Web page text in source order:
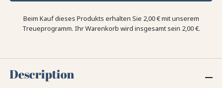
Beim Kauf dieses Produkts erhalten Sie 2,00 €mit unserem
Treueprogramm. Ihr Warenkorb wird insgesamt sein 2,00 €.
Description